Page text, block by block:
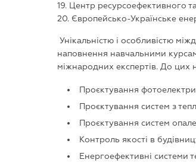
19. Центр ресурсоефективного
20. Європейсько-Українське
Унікальністю і особливістю
наповнення навчальними
міжнародних експертів. До цих
Проєктування
Проєктування систем з
Проєктування систем
Контроль якості в
Енергоефективні системи